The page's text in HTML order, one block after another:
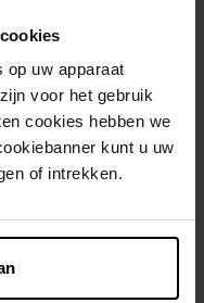
op uw apparaat
voor het gebruik
cookies hebben we
kunt u uw
of intrekken.